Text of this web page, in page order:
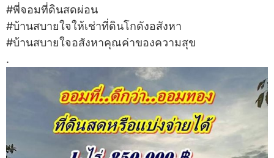
#พี่จอมที่ดินสดผ่อน
#บ้านสบายใจให้เช่าที่ดินโกดังอสังหา
#บ้านสบายใจอสังหาคุณค่าของความสุข
.